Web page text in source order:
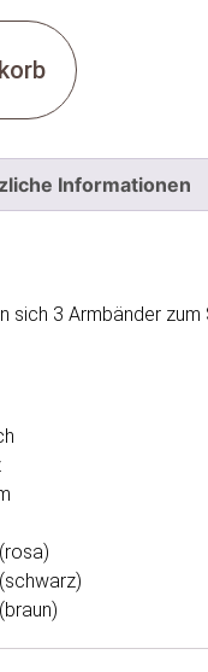
Informationen
sich 3 Armbänder zum